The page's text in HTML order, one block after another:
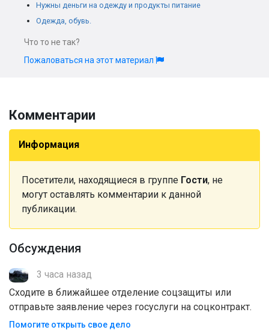
Нужны деньги на одежду и продукты питание
Одежда, обувь.
Что то не так?
Пожаловаться на этот материал
Комментарии
Информация
Посетители, находящиеся в группе Гости, не
могут оставлять комментарии к данной
публикации.
Обсуждения
3 часа назад
Сходите в ближайшее отделение соцзащиты или
отправьте заявление через госуслуги на соцконтракт.
Помогите открыть свое дело